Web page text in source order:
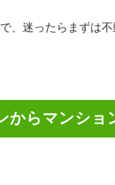
、迷ったらまずは
らマンショ